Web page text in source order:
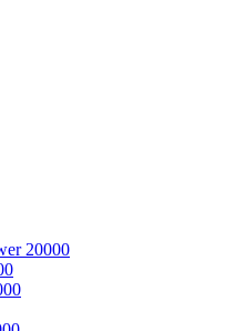
20000